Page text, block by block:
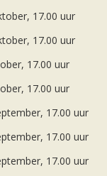
17.00 uur
17.00 uur
17.00 uur
17.00 uur
17.00 uur
17.00 uur
17.00 uur